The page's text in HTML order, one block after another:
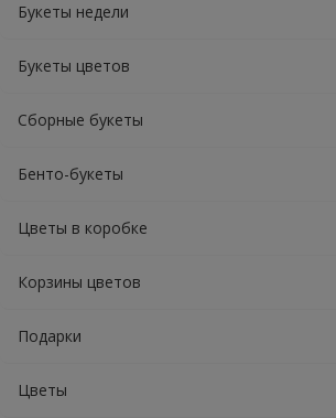
Букеты недели
Букеты цветов
Сборные букеты
Бенто-букеты
Цветы в коробке
Корзины цветов
Подарки
Цветы